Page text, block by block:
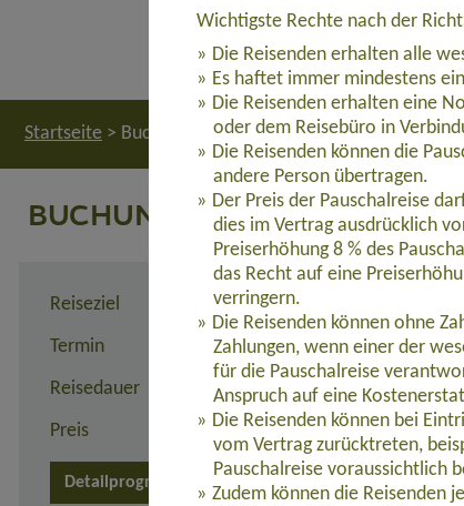
Startseite > Buchung
BUCHUNG
Reiseziel Wildnistour für
Termin 03.04. - 10.04.2027
Reisedauer 8 Tage
Preis 2.690,00 Euro zzgl.
Detailprogramm
Wichtigste Rechte nach der
Die Reisenden erhalten alle
Es haftet immer mindestens
Die Reisenden erhalten eine
oder dem Reisebüro in
Die Reisenden können die
andere Person übertragen.
Der Preis der Pauschalreise
dies im Vertrag ausdrücklich
Preiserhöhung 8 % des
das Recht auf eine
verringern.
Die Reisenden können ohne
Zahlungen, wenn einer der
für die Pauschalreise
Anspruch auf eine
Die Reisenden können bei
vom Vertrag zurücktreten,
Pauschalreise voraussichtlich
Zudem können die Reisenden